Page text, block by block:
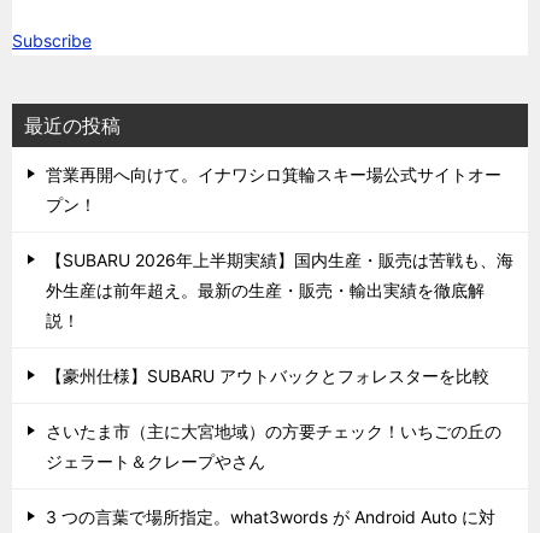
Subscribe
最近の投稿
営業再開へ向けて。イナワシロ箕輪スキー場公式サイトオー
プン！
【SUBARU 2026年上半期実績】国内生産・販売は苦戦も、海
外生産は前年超え。最新の生産・販売・輸出実績を徹底解
説！
【豪州仕様】SUBARU アウトバックとフォレスターを比較
さいたま市（主に大宮地域）の方要チェック！いちごの丘の
ジェラート＆クレープやさん
3 つの言葉で場所指定。what3words が Android Auto に対